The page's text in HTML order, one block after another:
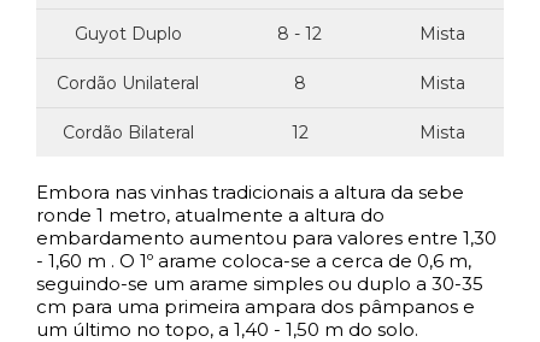
Guyot Duplo 8 - 12 Mista
Cordão Unilateral 8 Mista
Cordão Bilateral 12 Mista
Embora nas vinhas tradicionais a altura da sebe
ronde 1 metro, atualmente a altura do
embardamento aumentou para valores entre 1,30
- 1,60 m . O 1º arame coloca-se a cerca de 0,6 m,
seguindo-se um arame simples ou duplo a 30-35
cm para uma primeira ampara dos pâmpanos e
um último no topo, a 1,40 - 1,50 m do solo.